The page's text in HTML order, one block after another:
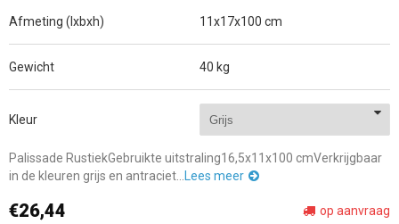
Afmeting (lxbxh) 11x17x100 cm
Gewicht 40 kg
Kleur
Palissade RustiekGebruikte uitstraling16,5x11x100 cmVerkrijgbaar
in de kleuren grijs en antraciet...
Lees meer
€26,44 op aanvraag